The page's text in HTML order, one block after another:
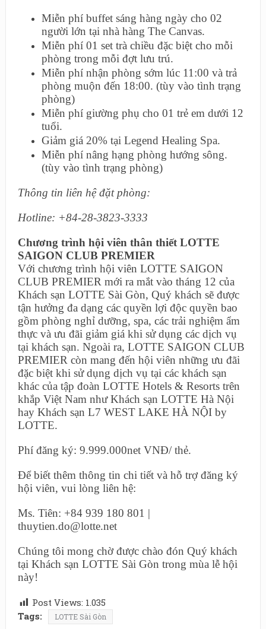
Miễn phí buffet sáng hàng ngày cho 02
người lớn tại nhà hàng The Canvas.
Miễn phí 01 set trà chiều đặc biệt cho mỗi
phòng trong mỗi đợt lưu trú.
Miễn phí nhận phòng sớm lúc 11:00 và trả
phòng muộn đến 18:00. (tùy vào tình trạng
phòng)
Miễn phí giường phụ cho 01 trẻ em dưới 12
tuổi.
Giảm giá 20% tại Legend Healing Spa.
Miễn phí nâng hạng phòng hướng sông.
(tùy vào tình trạng phòng)
Thông tin liên hệ đặt phòng:
Hotline: +84-28-3823-3333
Chương trình hội viên thân thiết LOTTE
SAIGON CLUB PREMIER
Với chương trình hội viên LOTTE SAIGON
CLUB PREMIER mới ra mắt vào tháng 12 của
Khách sạn LOTTE Sài Gòn, Quý khách sẽ được
tận hưởng đa dạng các quyền lợi độc quyền bao
gồm phòng nghỉ dưỡng, spa, các trải nghiệm ẩm
thực và ưu đãi giảm giá khi sử dụng các dịch vụ
tại khách sạn. Ngoài ra, LOTTE SAIGON CLUB
PREMIER còn mang đến hội viên những ưu đãi
đặc biệt khi sử dụng dịch vụ tại các khách sạn
khác của tập đoàn LOTTE Hotels & Resorts trên
khắp Việt Nam như Khách sạn LOTTE Hà Nội
hay Khách sạn L7 WEST LAKE HÀ NỘI by
LOTTE.
Phí đăng ký: 9.999.000net VNĐ/ thẻ.
Để biết thêm thông tin chi tiết và hỗ trợ đăng ký
hội viên, vui lòng liên hệ:
Ms. Tiên: +84 939 180 801 |
thuytien.do@lotte.net
Chúng tôi mong chờ được chào đón Quý khách
tại Khách sạn LOTTE Sài Gòn trong mùa lễ hội
này!
Post Views: 1.035
Tags:
LOTTE Sài Gòn